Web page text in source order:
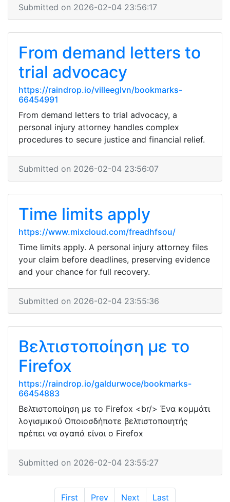
Submitted on 2026-02-04 23:56:17
From demand letters to
trial advocacy
https://raindrop.io/villeeglvn/bookmarks-
66454991
From demand letters to trial advocacy, a
personal injury attorney handles complex
procedures to secure justice and financial relief.
Submitted on 2026-02-04 23:56:07
Time limits apply
https://www.mixcloud.com/freadhfsou/
Time limits apply. A personal injury attorney files
your claim before deadlines, preserving evidence
and your chance for full recovery.
Submitted on 2026-02-04 23:55:36
Βελτιστοποίηση με το
Firefox
https://raindrop.io/galdurwoce/bookmarks-
66454883
Βελτιστοποίηση με το Firefox <br/> Ένα κομμάτι
λογισμικού Οποιοσδήποτε βελτιστοποιητής
πρέπει να αγαπά είναι ο Firefox
Submitted on 2026-02-04 23:55:27
First Prev Next Last